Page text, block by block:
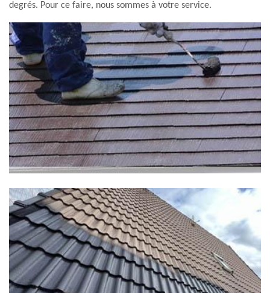
degrés. Pour ce faire, nous sommes à votre service.